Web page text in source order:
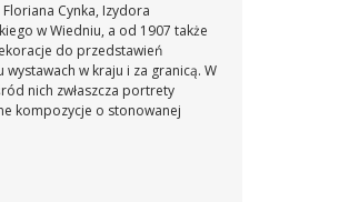
Cynka, Izydora
w Wiedniu, a od 1907 także
do przedstawień
wystawach w kraju i za granicą. W
nich zwłaszcza portrety
kompozycje o stonowanej